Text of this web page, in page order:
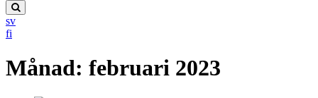
Search
this
sv
fi
Månad: februari 2023